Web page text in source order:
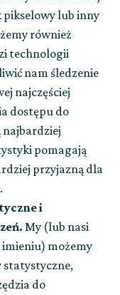
pikselowy lub inny
również
technologii
nam śledzenie
najczęściej
dostępu do
pomagają
przyjazną dla
i
My (lub nasi
imieniu) możemy
do